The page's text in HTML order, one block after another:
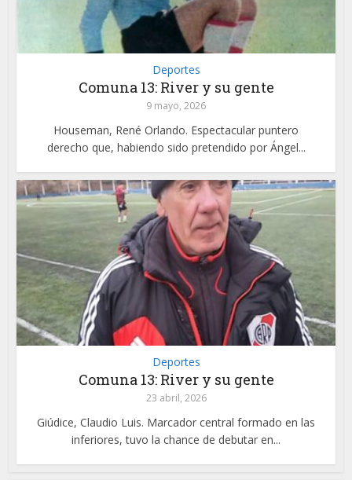
Deportes
Comuna 13: River y su gente
9 mayo, 2026
Houseman, René Orlando. Espectacular puntero
derecho que, habiendo sido pretendido por Ángel...
Deportes
Comuna 13: River y su gente
23 abril, 2026
Giúdice, Claudio Luis. Marcador central formado en las
inferiores, tuvo la chance de debutar en...